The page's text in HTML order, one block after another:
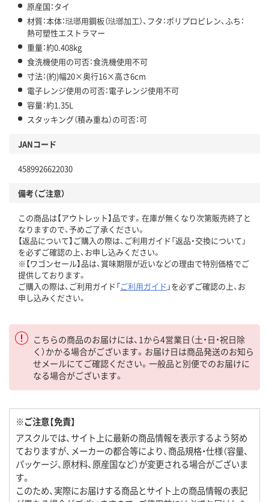
原産国：タイ
材質：本体：琺瑯用鋼板（琺瑯加工）、フタ：ポリプロピレン、ふち：
熱可塑性エストラマー
重量：約0.408kg
食洗機使用の可否：食洗機使用不可
寸法：(約)幅20×奥行16×高さ6cm
電子レンジ使用の可否：電子レンジ使用不可
容量：約1.35L
スタッキング（積み重ね）の可否：可
JANコード
4589926622030
備考（ご注意）
この商品は【アウトレット】品です。在庫が無くなり次第販売終了と
なりますので、予めご了承ください。
【返品について】ご購入の際は、ご利用ガイド「返品・交換について」
を必ずご確認の上、お申し込みください。
※【ワゴンセール】品は、賞味期限が近いなどの理由で特別価格でご
提供しております。
ご購入の際は、ご利用ガイド「ご利用ガイド 」を必ずご確認の上、お
申し込みください。
こちらの商品のお届けには、1から4営業日（土・日・祝日除
く）かかる場合がございます。お届け日は商品発送のお知ら
せメールにてご確認ください。一般品と別便でのお届けに
なる場合がございます。
※ご注意【免責】
アスクルでは、サイト上に最新の商品情報を表示するよう努め
ておりますが、メーカーの都合等により、商品規格・仕様（容量、
パッケージ、原材料、原産国など）が変更される場合がございま
す。
このため、実際にお届けする商品とサイト上の商品情報の表記